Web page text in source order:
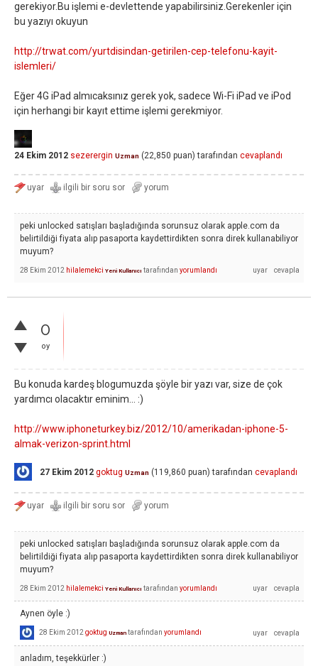
gerekiyor.Bu işlemi e-devlettende yapabilirsiniz.Gerekenler için
bu yazıyı okuyun
http://trwat.com/yurtdisindan-getirilen-cep-telefonu-kayit-
islemleri/
Eğer 4G iPad almıcaksınız gerek yok, sadece Wi-Fi iPad ve iPod
için herhangi bir kayıt ettime işlemi gerekmiyor.
24 Ekim 2012 sezerergin Uzman (22,850 puan) tarafından cevaplandı
peki unlocked satışları başladığında sorunsuz olarak apple.com da
belirtildiği fiyata alıp pasaporta kaydettirdikten sonra direk kullanabiliyor
muyum?
28 Ekim 2012 hilalemekci Yeni Kullanıcı tarafından yorumlandı
0
oy
Bu konuda kardeş blogumuzda şöyle bir yazı var, size de çok
yardımcı olacaktır eminim... :)
http://www.iphoneturkey.biz/2012/10/amerikadan-iphone-5-
almak-verizon-sprint.html
27 Ekim 2012 goktug Uzman (119,860 puan) tarafından cevaplandı
peki unlocked satışları başladığında sorunsuz olarak apple.com da
belirtildiği fiyata alıp pasaporta kaydettirdikten sonra direk kullanabiliyor
muyum?
28 Ekim 2012 hilalemekci Yeni Kullanıcı tarafından yorumlandı
Aynen öyle :)
28 Ekim 2012 goktug Uzman tarafından yorumlandı
anladım, teşekkürler :)